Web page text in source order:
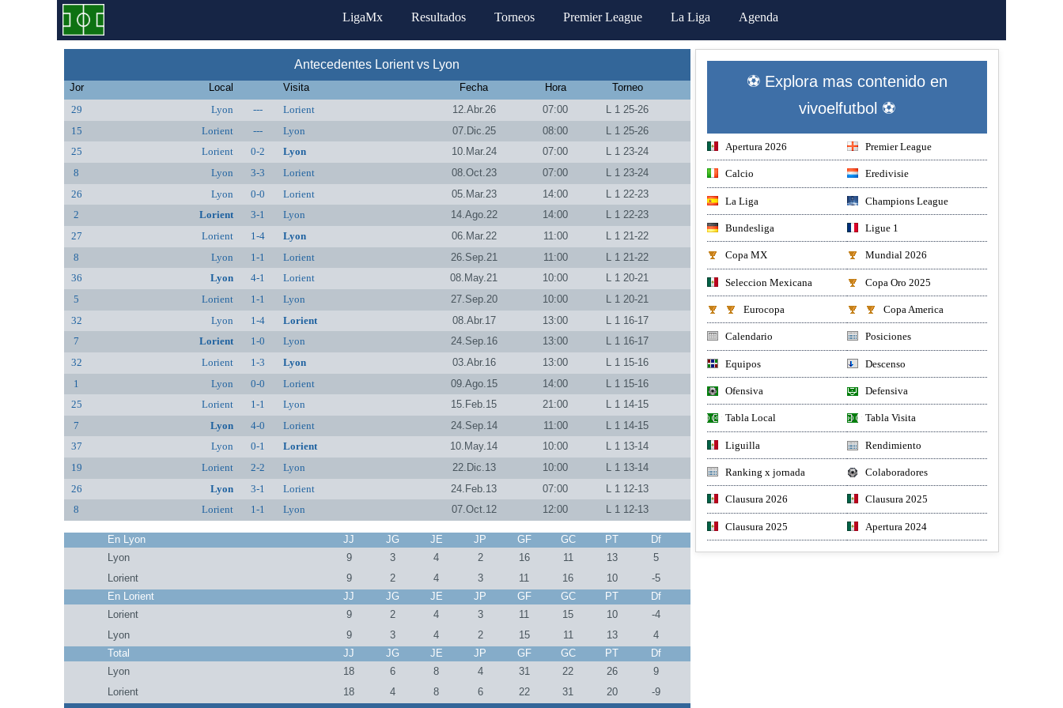
LigaMx Resultados Torneos Premier League La Liga Agenda
Antecedentes Lorient vs Lyon
Jor Local Visita Fecha Hora
Torneo
29
Lyon --- Lorient 12.Abr.26 07:00
L 1 25-26
15
Lorient --- Lyon 07.Dic.25 08:00
L 1 25-26
25
Lorient 0-2 Lyon 10.Mar.24 07:00
L 1 23-24
8
Lyon 3-3 Lorient 08.Oct.23 07:00
L 1 23-24
26
Lyon 0-0 Lorient 05.Mar.23 14:00
L 1 22-23
2
Lorient 3-1 Lyon 14.Ago.22 14:00
L 1 22-23
27
Lorient 1-4 Lyon 06.Mar.22 11:00
L 1 21-22
8
Lyon 1-1 Lorient 26.Sep.21 11:00
L 1 21-22
36
Lyon 4-1 Lorient 08.May.21 10:00
L 1 20-21
5
Lorient 1-1 Lyon 27.Sep.20 10:00
L 1 20-21
32
Lyon 1-4 Lorient 08.Abr.17 13:00
L 1 16-17
7
Lorient 1-0 Lyon 24.Sep.16 13:00
L 1 16-17
32
Lorient 1-3 Lyon 03.Abr.16 13:00
L 1 15-16
1
Lyon 0-0 Lorient 09.Ago.15 14:00
L 1 15-16
25
Lorient 1-1 Lyon 15.Feb.15 21:00
L 1 14-15
7
Lyon 4-0 Lorient 24.Sep.14 11:00
L 1 14-15
37
Lyon 0-1 Lorient 10.May.14 10:00
L 1 13-14
19
Lorient 2-2 Lyon 22.Dic.13 10:00
L 1 13-14
26
Lyon 3-1 Lorient 24.Feb.13 07:00
L 1 12-13
8
Lorient 1-1 Lyon 07.Oct.12 12:00 L 1 12-13
En Lyon JJ JG JE JP GF GC PT
Df
Lyon
9 3 4 2 16 11 13
5
Lorient
9 2 4 3 11 16 10
-5
En Lorient
JJ JG JE JP GF GC PT
Df
Lorient
9 2 4 3 11 15 10
-4
Lyon
9 3 4 2 15 11 13
4
Total
JJ JG JE JP GF GC PT
Df
Lyon
18 6 8 4 31 22 26
9
Lorient
18 4 8 6 22 31 20 -9
⚽ Explora mas contenido en
vivoelfutbol ⚽
Apertura 2026 Premier League
Calcio Eredivisie
La Liga Champions League
Bundesliga Ligue 1
Copa MX Mundial 2026
Seleccion Mexicana Copa Oro 2025
Eurocopa Copa America
Calendario Posiciones
Equipos Descenso
Ofensiva Defensiva
Tabla Local Tabla Visita
Liguilla Rendimiento
Ranking x jornada Colaboradores
Clausura 2026 Clausura 2025
Clausura 2025 Apertura 2024